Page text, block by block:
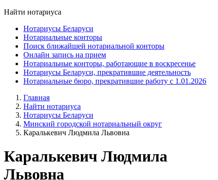
Найти нотариуса
Нотариусы Беларуси
Нотариальные конторы
Поиск ближайшей нотариальной конторы
Онлайн запись на прием
Нотариальные конторы, работающие в воскресенье
Нотариусы Беларуси, прекратившие деятельность
Нотариальные бюро, прекратившие работу с 1.01.2026
Главная
Найти нотариуса
Нотариусы Беларуси
Минский городской нотариальный округ
Каралькевич Людмила Львовна
Каралькевич Людмила
Львовна